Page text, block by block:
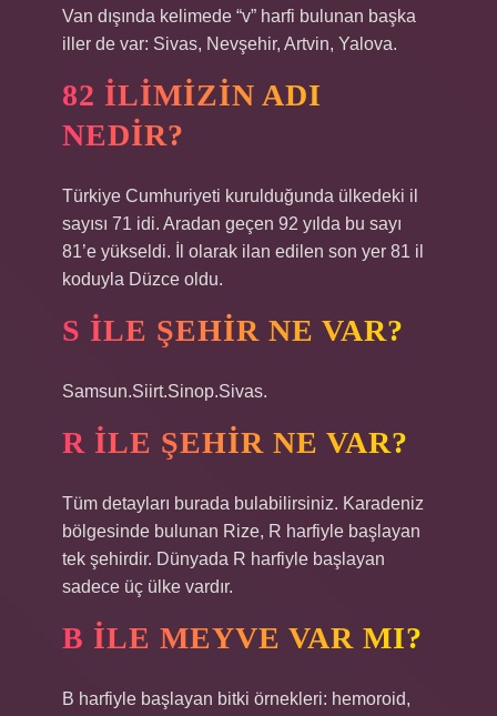
Van dışında kelimede “v” harfi bulunan başka
iller de var: Sivas, Nevşehir, Artvin, Yalova.
82 ILIMIZIN ADI
NEDIR?
Türkiye Cumhuriyeti kurulduğunda ülkedeki il
sayısı 71 idi. Aradan geçen 92 yılda bu sayı
81’e yükseldi. İl olarak ilan edilen son yer 81 il
koduyla Düzce oldu.
S ILE ŞEHIR NE VAR?
Samsun.Siirt.Sinop.Sivas.
R ILE ŞEHIR NE VAR?
Tüm detayları burada bulabilirsiniz. Karadeniz
bölgesinde bulunan Rize, R harfiyle başlayan
tek şehirdir. Dünyada R harfiyle başlayan
sadece üç ülke vardır.
B ILE MEYVE VAR MI?
B harfiyle başlayan bitki örnekleri: hemoroid,